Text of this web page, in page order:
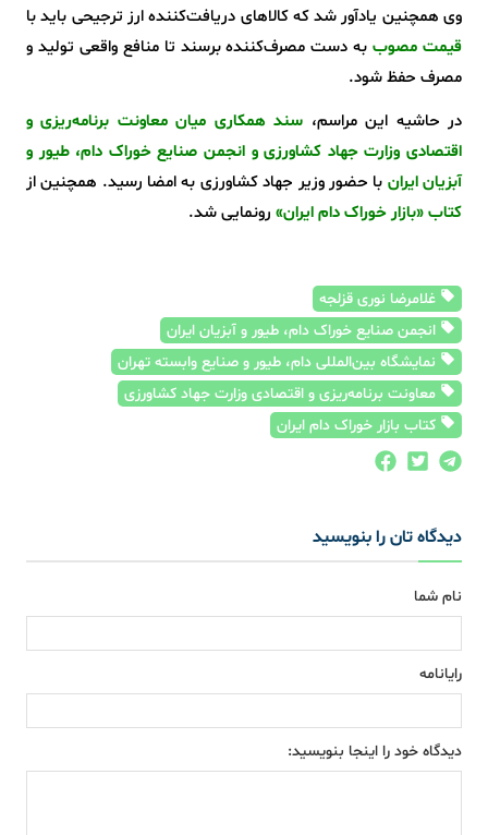
وی همچنین یادآور شد که کالاهای دریافت‌کننده ارز ترجیحی باید با
قیمت مصوببه دست مصرف‌کننده برسند تا منافع واقعی تولید و
مصرف حفظ شود.
در حاشیه این مراسم، سند همکاری میان معاونت برنامه‌ریزی و
اقتصادی وزارت جهاد کشاورزی و انجمن صنایع خوراک دام، طیور و
آبزیان ایران با حضور وزیر جهاد کشاورزی به امضا رسید. همچنین از
کتاب «بازار خوراک دام ایران» رونمایی شد.
غلامرضا نوری قزلجه
انجمن صنایع خوراک دام، طیور و آبزیان ایران
نمایشگاه بین‌المللی دام، طیور و صنایع وابسته تهران
معاونت برنامه‌ریزی و اقتصادی وزارت جهاد کشاورزی
کتاب بازار خوراک دام ایران
دیدگاه تان را بنویسید
نام شما
رایانامه
دیدگاه خود را اینجا بنویسید: